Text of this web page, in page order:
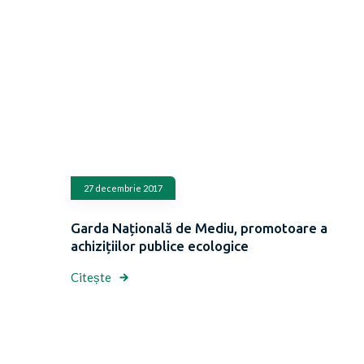
27 decembrie 2017
Garda Națională de Mediu, promotoare a
achizițiilor publice ecologice
Citește